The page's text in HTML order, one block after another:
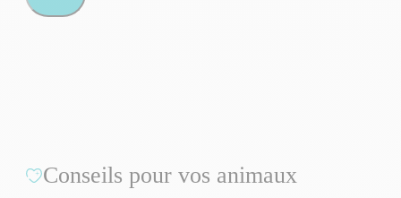
Conseils pour vos animaux